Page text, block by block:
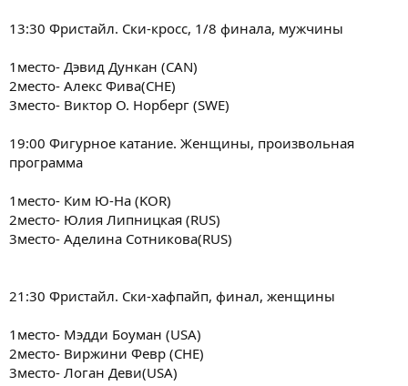
13:30 Фристайл. Ски-кросс, 1/8 финала, мужчины
1место- Дэвид Дункан (CAN)
2место- Алекс Фива(CHE)
3место- Виктор О. Норберг (SWE)
19:00 Фигурное катание. Женщины, произвольная
программа
1место- Ким Ю-На (KOR)
2место- Юлия Липницкая (RUS)
3место- Аделина Сотникова(RUS)
21:30 Фристайл. Ски-хафпайп, финал, женщины
1место- Мэдди Боуман (USA)
2место- Виржини Февр (CHE)
3место- Логан Деви(USA)